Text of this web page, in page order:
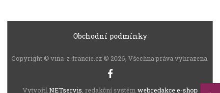
Obchodní podmínky
Copyright © vina-z-francie.cz © 2026, Všechna práva vyhrazena.
VytvořilNETservis, redakční systém webredakce e-shop